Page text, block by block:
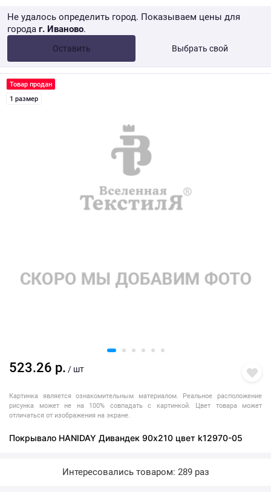
Не удалось определить город. Показываем цены для
города г. Иваново.
Оставить Выбрать свой
от 10 000 ₽ Розница → WB
Товар продан
1 размер
523.26 р. / шт
Картинка является ознакомительным материалом. Реальное расположение
рисунка может не на 100% совпадать с картинкой. Цвет товара может
отличаться от изображения на экране.
Покрывало HANIDAY Дивандек 90х210 цвет k12970-05
Интересовались товаром: 289 раз